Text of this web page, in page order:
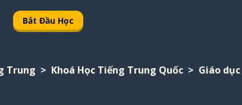
Bắt Đầu Học
Trung Khoá Học Tiếng Trung Quốc Giáo dục